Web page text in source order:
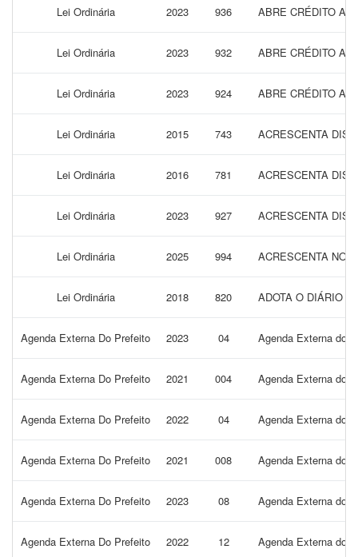
Lei Ordinária 2023 936 ABRE CRÉDITO
Lei Ordinária 2023 932 ABRE CRÉDITO
Lei Ordinária 2023 924 ABRE CRÉDITO
Lei Ordinária 2015 743 ACRESCENTA
Lei Ordinária 2016 781 ACRESCENTA
Lei Ordinária 2023 927 ACRESCENTA
Lei Ordinária 2025 994 ACRESCENTA
Lei Ordinária 2018 820 ADOTA O DIÁRIO
Agenda Externa Do Prefeito 2023 04 Agenda Externa do
Agenda Externa Do Prefeito 2021 004 Agenda Externa do
Agenda Externa Do Prefeito 2022 04 Agenda Externa do
Agenda Externa Do Prefeito 2021 008 Agenda Externa do
Agenda Externa Do Prefeito 2023 08 Agenda Externa do
Agenda Externa Do Prefeito 2022 12 Agenda Externa do